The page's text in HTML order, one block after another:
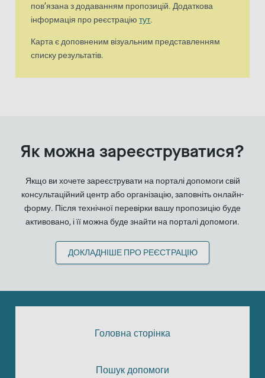
пов’язана з додаванням пропозицій. Додаткова
інформація про реєстраціютут.
Карта є доповненим візуальним представленням
списку результатів.
Як можна зареєструватися?
Якщо ви хочете зареєструвати на порталі допомоги свій
консультаційний центр або організацію, заповніть онлайн-
форму. Після технічної перевірки вашу пропозицію буде
активовано, і її можна буде знайти на порталі допомоги.
ДОКЛАДНІШЕ ПРО РЕЄСТРАЦІЮ
Головна сторінка
Пошук допомоги